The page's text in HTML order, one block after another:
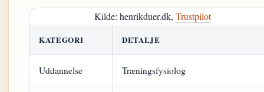
Kilde: henrikduer.dk, Trustpilot
KATEGORI DETALJE
Uddannelse Træningsfysiolog